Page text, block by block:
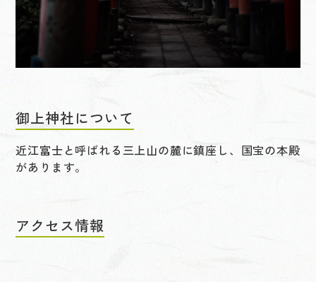
御上神社について
近江富士と呼ばれる三上山の麓に鎮座し、国宝の本殿
があります。
アクセス情報